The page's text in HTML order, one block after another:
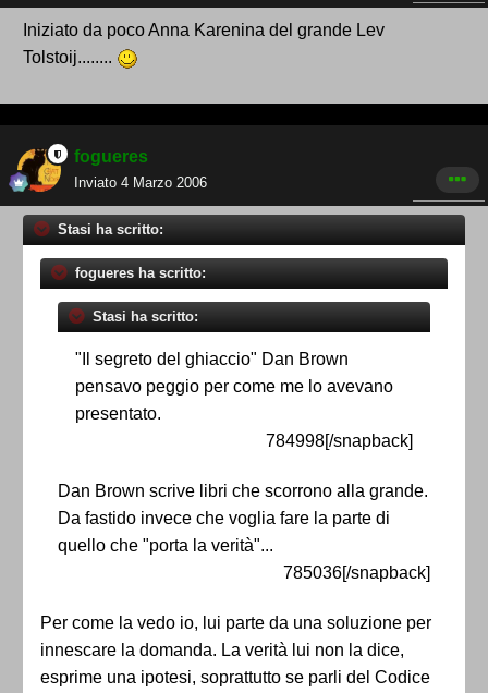
Iniziato da poco Anna Karenina del grande Lev
Tolstoij........
fogueres
Inviato 4 Marzo 2006
Stasi ha scritto:
fogueres ha scritto:
Stasi ha scritto:
"Il segreto del ghiaccio" Dan Brown
pensavo peggio per come me lo avevano
presentato.
784998[/snapback]
Dan Brown scrive libri che scorrono alla grande.
Da fastido invece che voglia fare la parte di
quello che "porta la verità"...
785036[/snapback]
Per come la vedo io, lui parte da una soluzione per
innescare la domanda. La verità lui non la dice,
esprime una ipotesi, soprattutto se parli del Codice